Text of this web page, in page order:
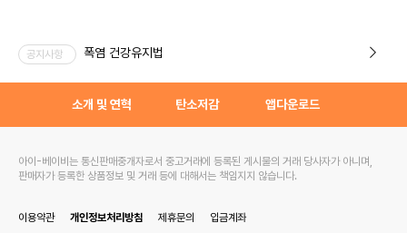
공지사항 폭염 건강유지법
소개 및 연혁 탄소저감 앱다운로드
아이-베이비는 통신판매중개자로서 중고거래에 등록된 게시물의 거래 당사자가 아니며,
판매자가 등록한 상품정보 및 거래 등에 대해서는 책임지지 않습니다.
이용약관 개인정보처리방침 제휴문의 입금계좌